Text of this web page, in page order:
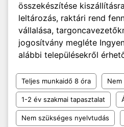
összekészítése
leltározás, raktári rend
vállalása,
jogosítvány megléte
alábbi településekről
Teljes munkaidő 8 óra
1-2 év szakmai tapasztalat
Nem szükséges nyelvtudás